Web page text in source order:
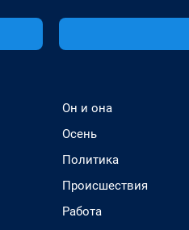
Он и она
Осень
Политика
Происшествия
Работа